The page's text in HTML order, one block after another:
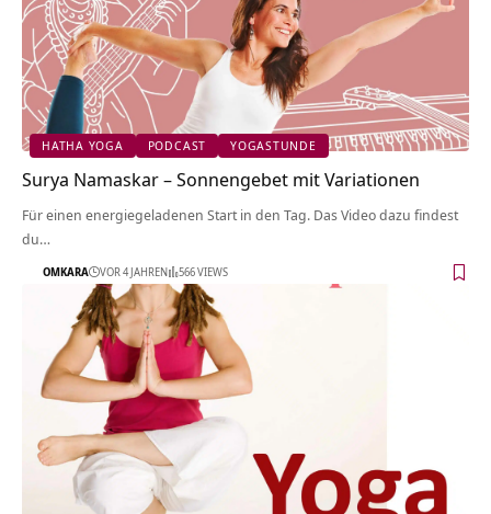
HATHA YOGA PODCAST YOGASTUNDE
Surya Namaskar – Sonnengebet mit Variationen
Für einen energiegeladenen Start in den Tag. Das Video dazu findest
du…
OMKARA VOR 4 JAHREN 566 VIEWS